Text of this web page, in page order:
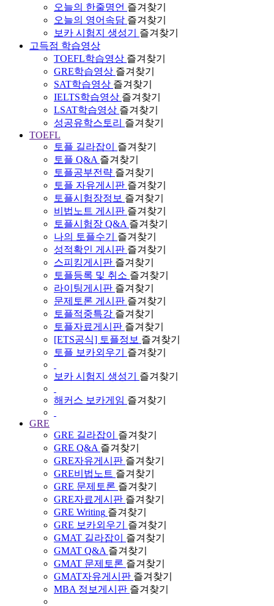
오늘의 한줄명언 즐겨찾기
오늘의 영어속담 즐겨찾기
보카 시험지 생성기
즐겨찾기
고득점 학습영상
TOEFL학습영상 즐겨찾기
GRE학습영상 즐겨찾기
SAT학습영상 즐겨찾기
IELTS학습영상 즐겨찾기
LSAT학습영상 즐겨찾기
성공유학스토리 즐겨찾기
TOEFL
토플 길라잡이
즐겨찾기
토플 Q&A 즐겨찾기
토플공부전략 즐겨찾기
토플 자유게시판 즐겨찾기
토플시험장정보 즐겨찾기
비법노트 게시판 즐겨찾기
토플시험장 Q&A 즐겨찾기
나의 토플수기
즐겨찾기
성적확인 게시판 즐겨찾기
스피킹게시판 즐겨찾기
토플등록 및 취소 즐겨찾기
라이팅게시판 즐겨찾기
문제토론 게시판 즐겨찾기
토플적중특강 즐겨찾기
토플자료게시판 즐겨찾기
[ETS공식] 토플정보 즐겨찾기
토플 보카외우기
즐겨찾기
보카 시험지 생성기 즐겨찾기
해커스 보카게임 즐겨찾기
GRE
GRE 길라잡이
즐겨찾기
GRE Q&A 즐겨찾기
GRE자유게시판 즐겨찾기
GRE비법노트 즐겨찾기
GRE 문제토론 즐겨찾기
GRE자료게시판 즐겨찾기
GRE Writing 즐겨찾기
GRE 보카외우기
즐겨찾기
GMAT 길라잡이
즐겨찾기
GMAT Q&A 즐겨찾기
GMAT 문제토론 즐겨찾기
GMAT자유게시판 즐겨찾기
MBA 정보게시판 즐겨찾기